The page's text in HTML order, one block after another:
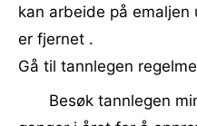
kan arbeide på emaljen
er fjernet .
Gå til tannlegen
Besøk tannlegen